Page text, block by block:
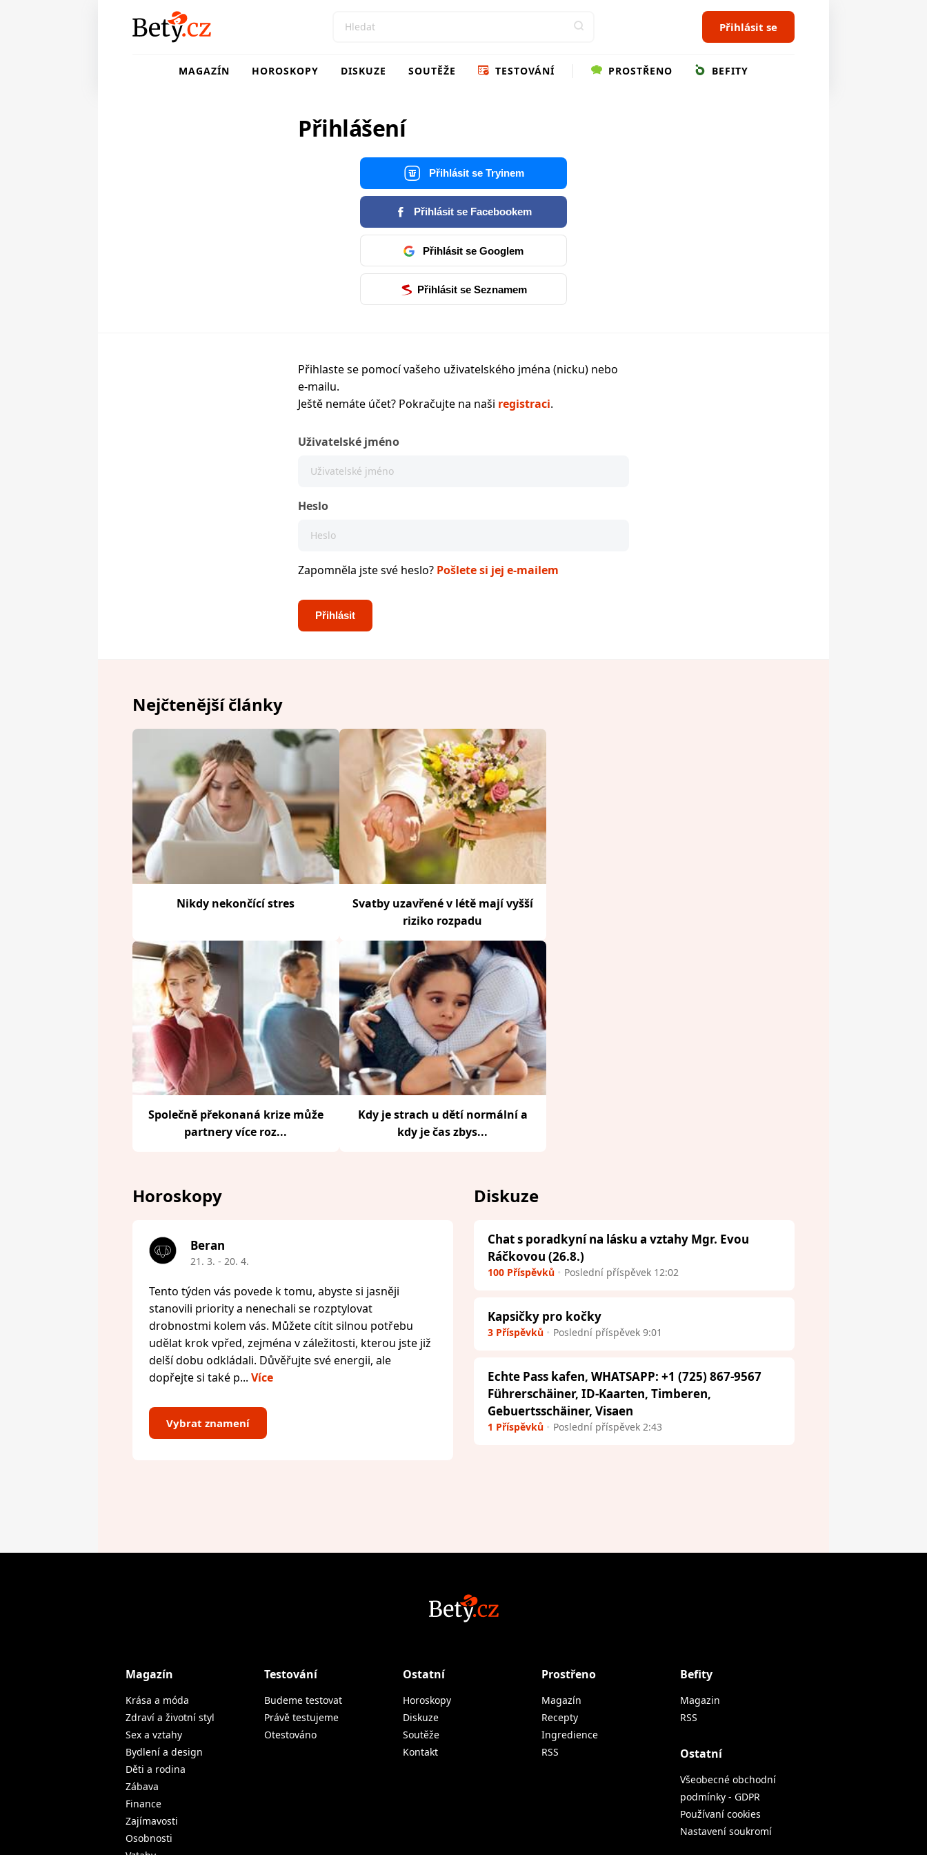
Přihlásit se
MAGAZÍN HOROSKOPY DISKUZE SOUTĚŽE TESTOVÁNÍ PROSTŘENO BEFITY
Přihlášení
Přihlásit se Tryinem
Přihlásit se Facebookem
Přihlásit se Googlem
Přihlásit se Seznamem
Přihlaste se pomocí vašeho uživatelského jména (nicku) nebo
e-mailu.
Ještě nemáte účet? Pokračujte na naši registraci.
Uživatelské jméno
Heslo
Zapomněla jste své heslo? Pošlete si jej e-mailem
Nejčtenější články
Nikdy nekončící stres
Svatby uzavřené v létě mají vyšší
riziko rozpadu
Společně překonaná krize může
partnery více roz...
Kdy je strach u dětí normální a
kdy je čas zbys...
Horoskopy
Beran
21. 3. - 20. 4.
Tento týden vás povede k tomu, abyste si jasněji
stanovili priority a nenechali se rozptylovat
drobnostmi kolem vás. Můžete cítit silnou potřebu
udělat krok vpřed, zejména v záležitosti, kterou jste již
delší dobu odkládali. Důvěřujte své energii, ale
dopřejte si také p... Více
Vybrat znamení
Diskuze
Chat s poradkyní na lásku a vztahy Mgr. Evou
Ráčkovou (26.8.)
100 Příspěvků Poslední příspěvek 12:02
Kapsičky pro kočky
3 Příspěvků Poslední příspěvek 9:01
Echte Pass kafen, WHATSAPP: +1 (725) 867-9567
Führerschäiner, ID-Kaarten, Timberen,
Gebuertsschäiner, Visaen
1 Příspěvků Poslední příspěvek 2:43
Magazín
Krása a móda
Zdraví a životní styl
Sex a vztahy
Bydlení a design
Děti a rodina
Zábava
Finance
Zajímavosti
Osobnosti
Testování
Budeme testovat
Právě testujeme
Otestováno
Ostatní
Horoskopy
Diskuze
Soutěže
Kontakt
Prostřeno
Magazín
Recepty
Ingredience
RSS
Befity
Magazin
RSS
Ostatní
Všeobecné obchodní
podmínky - GDPR
Používaní cookies
Nastavení soukromí